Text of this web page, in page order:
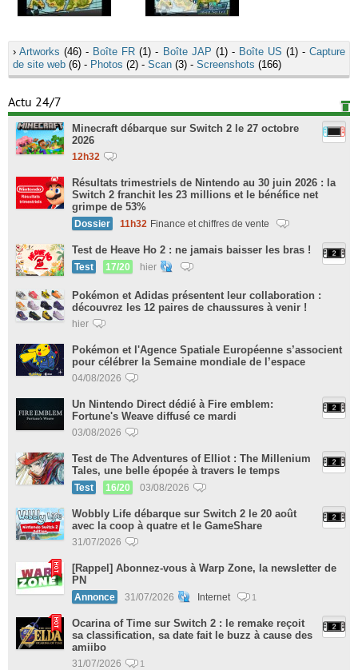
›Artworks (46) - Boîte FR (1) - Boîte JAP (1) - Boîte US (1) - Capture
de site web (6) - Photos (2) - Scan (3) - Screenshots (166)
Actu 24/7
Minecraft débarque sur Switch 2 le 27 octobre
2026
12h32
Résultats trimestriels de Nintendo au 30 juin 2026 : la
Switch 2 franchit les 23 millions et le bénéfice net
grimpe de 53%
Dossier 11h32 Finance et chiffres de vente
Test de Heave Ho 2 : ne jamais baisser les bras !
Test 17/20 hier
Pokémon et Adidas présentent leur collaboration :
découvrez les 12 paires de chaussures à venir !
hier
Pokémon et l'Agence Spatiale Européenne s’associent
pour célébrer la Semaine mondiale de l’espace
04/08/2026
Un Nintendo Direct dédié à Fire emblem:
Fortune's Weave diffusé ce mardi
03/08/2026
Test de The Adventures of Elliot : The Millenium
Tales, une belle épopée à travers le temps
Test 16/20 03/08/2026
Wobbly Life débarque sur Switch 2 le 20 août
avec la coop à quatre et le GameShare
31/07/2026
[Rappel] Abonnez-vous à Warp Zone, la newsletter de
PN
Annonce 31/07/2026 Internet 1
Ocarina of Time sur Switch 2 : le remake reçoit
sa classification, sa date fait le buzz à cause des
amiibo
31/07/2026 1